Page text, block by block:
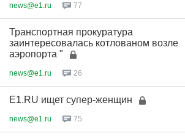
news@e1.ru 77
Транспортная прокуратура
заинтересовалась котлованом возле
аэропорта "
news@e1.ru 26
E1.RU ищет супер-женщин
news@e1.ru 75